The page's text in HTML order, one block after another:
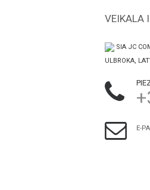
VEIKALA
SIA JC
ULBROKA,
E-